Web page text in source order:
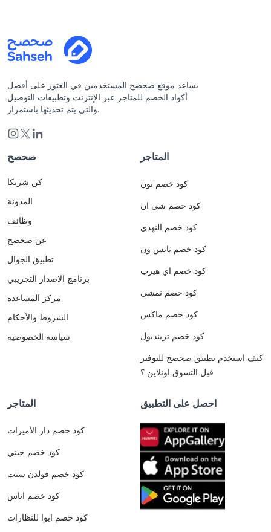
يساعد موقع صحصح المستخدمين في العثور على أفضل
أكواد الخصم للمتاجر عبر الإنترنت وتطبيقات التوصيل
والتي يتم تحديثها باستمرار.
صحصح
كن شريكا
المدونة
وظائف
عن صحصح
تطبيق الجوال
برنامج الاصدار التجريبي
مركز المساعدة
الشروط والأحكام
سياسة الخصوصية
المتاجر
كود خصم نون
كود خصم شي ان
كود خصم النهدي
كود خصم نايس ون
كود خصم اي هيرب
كود خصم نمشي
كود خصم ماكس
كود خصم ترينديول
كيف استخدم تطبيق صحصح للتوفير
قبل التسوق اونلاين ؟
المتاجر
كود خصم دار الأميرات
كود خصم جيني
كود خصم قولدن سنت
كود خصم اناس
كود خصم ايوا للنظارات
احصل على التطبيق